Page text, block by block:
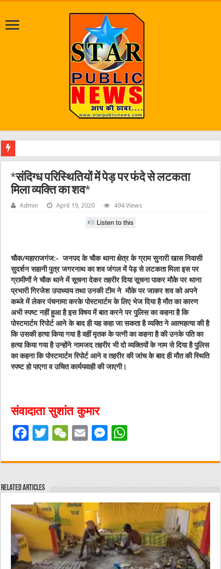
*संदिग्ध परिस्थितियों में पेड़ पर फंदे से लटकता
मिला व्यक्ति का शव*
Admin April 19, 2020 494 Views
Listen to this
चौक/महाराजगंज:- जनपद के चौक थाना क्षेत्र के ग्राम सुनारी खास निवासी
सुदर्शन सहानी पुत्र जगरनाथ का शव जंगल में पेड़ से लटकता मिला इस पर
ग्रामीणों ने चौक थाने में सूचना देकर तहरीर दिया सूचना पाकर मौके पर थाना
प्रभारी गिरजेश उपाध्याय तथा उनकी टीम ने मौके पर जाकर शव को अपने
कब्जे में लेकर पंचनामा करके पोस्टमार्टम के लिए भेज दिया है मौत का कारण
अभी स्पष्ट नहीं हुआ है इस विषय में बात करने पर पुलिस का कहना है कि
पोस्टमार्टम रिपोर्ट आने के बाद ही यह कहा जा सकता है व्यक्ति ने आत्महत्या की है
कि उसकी हत्या किया गया है वहीं मृतक के पत्नी का कहना है की उनके पति का
हत्या किया गया है उन्होंने नामजद तहरीर भी दो व्यक्तियों के नाम से दिया है पुलिस
का कहना कि पोस्टमार्टम रिपोर्ट आने व तहरीर की जांच के बाद ही मौत की स्थिति
स्पष्ट हो पाएगा व उचित कार्ययवाही की जाएगी।
संवादाता सुशांत कुमार
F
c
e
b
o
o
k
T
it
r
W
C
at
E
ai
M
ss
n
g
er
at
A
p
p
Related Articles